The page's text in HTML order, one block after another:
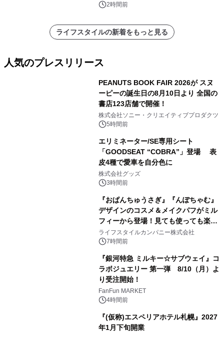
2時間前
ライフスタイルの新着をもっと見る
人気のプレスリリース
PEANUTS BOOK FAIR 2026が スヌ
ーピーの誕生日の8月10日より 全国の
書店123店舗で開催！
株式会社ソニー・クリエイティブプロダクツ
5時間前
エリミネーター/SE専用シート
「GOODSEAT “COBRA”」登場 表
皮4種で愛車を自分色に
株式会社グッズ
3時間前
『おぱんちゅうさぎ』『んぽちゃむ』
デザインのコスメ＆メイクパフがミル
フィーから登場！見ても使っても楽し
い、ポップでキュートなコレクショ
ン。
ライフスタイルカンパニー株式会社
7時間前
『銀河特急 ミルキー☆サブウェイ』コ
ラボジュエリー 第一弾 8/10（月）よ
り受注開始！
FanFun MARKET
4時間前
『(仮称)エスペリアホテル札幌』2027
年1月下旬開業